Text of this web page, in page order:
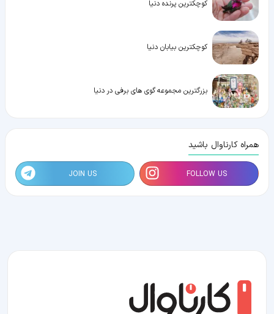
کوچکترین پرنده دنیا
کوچکترین بیابان دنیا
بزرگترین مجموعه گوی های برفی در دنیا
همراه کارناوال باشید
FOLLOW US
JOIN US